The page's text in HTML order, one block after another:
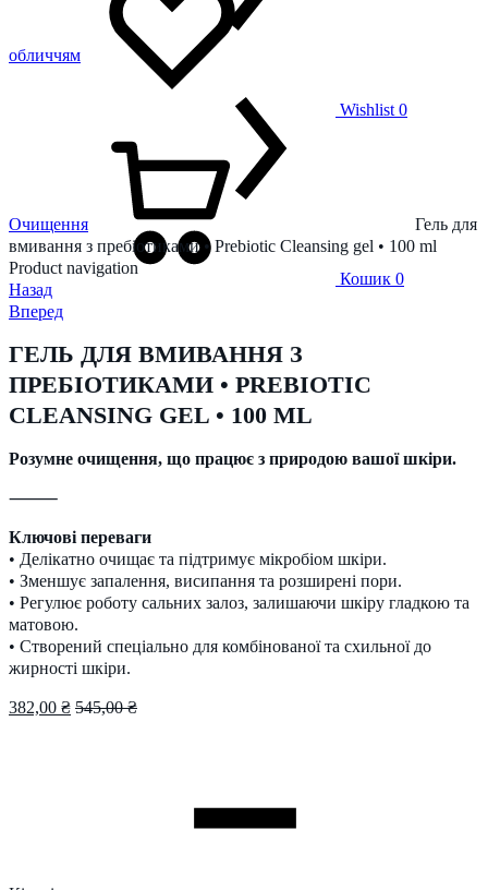
Wishlist 0
Кошик 0
обличчям
Очищення
Гель для
вмивання з пребіотиками • Prebiotic Cleansing gel • 100 ml
Product navigation
Назад
Вперед
ГЕЛЬ ДЛЯ ВМИВАННЯ З
ПРЕБІОТИКАМИ • PREBIOTIC
CLEANSING GEL • 100 ML
Розумне очищення, що працює з природою вашої шкіри.
⸻
Ключові переваги
• Делікатно очищає та підтримує мікробіом шкіри.
• Зменшує запалення, висипання та розширені пори.
• Регулює роботу сальних залоз, залишаючи шкіру гладкою та
матовою.
• Створений спеціально для комбінованої та схильної до
жирності шкіри.
382,00 ₴ 545,00₴